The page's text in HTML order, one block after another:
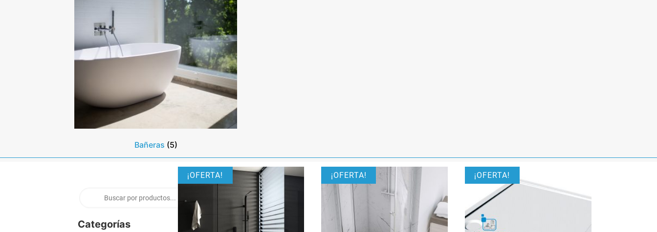
Bañeras (5)
Categorías
¡OFERTA! ¡OFERTA! ¡OFERTA!